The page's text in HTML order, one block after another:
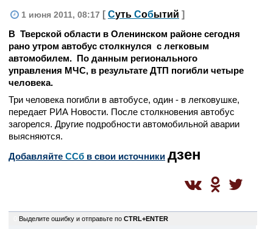
1 июня 2011, 08:17 [ Суть Событий ]
В Тверской области в Оленинском районе сегодня
рано утром автобус столкнулся с легковым
автомобилем. По данным регионального
управления МЧС, в результате ДТП погибли четыре
человека.
Три человека погибли в автобусе, один - в легковушке,
передает РИА Новости. После столкновения автобус
загорелся. Другие подробности автомобильной аварии
выясняются.
Добавляйте CСб в свои источники дзен
Выделите ошибку и отправьте по CTRL+ENTER